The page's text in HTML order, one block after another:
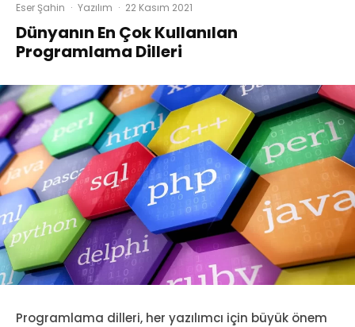
Eser Şahin · Yazılım · 22 Kasım 2021
Dünyanın En Çok Kullanılan
Programlama Dilleri
Programlama dilleri, her yazılımcı için büyük önem